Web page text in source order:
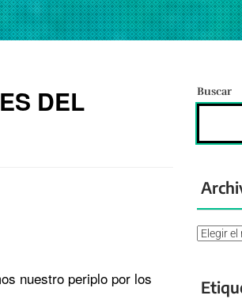
DEL
nuestro periplo por los
Buscar
Archivos